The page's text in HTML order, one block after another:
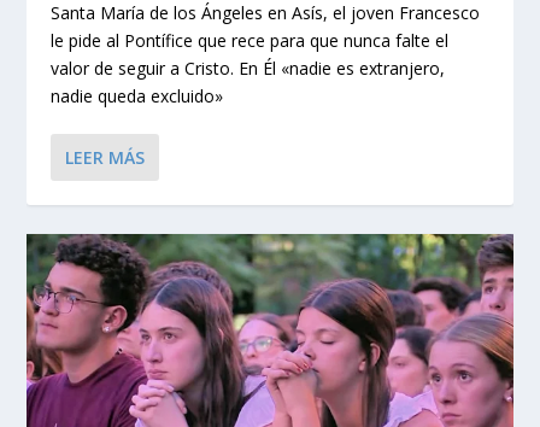
Santa María de los Ángeles en Asís, el joven Francesco
le pide al Pontífice que rece para que nunca falte el
valor de seguir a Cristo. En Él «nadie es extranjero,
nadie queda excluido»
LEER MÁS